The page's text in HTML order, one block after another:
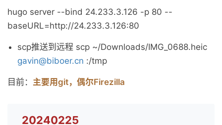
hugo server --bind 24.233.3.126 -p 80 --
baseURL=http://24.233.3.126:80
scp推送到远程 scp ~/Downloads/IMG_0688.heic
gavin@biboer.cn :/tmp
目前： 主要用git，偶尔Firezilla
20240225